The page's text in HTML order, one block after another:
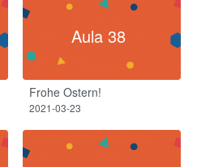
Aula 38
Frohe Ostern!
2021-03-23